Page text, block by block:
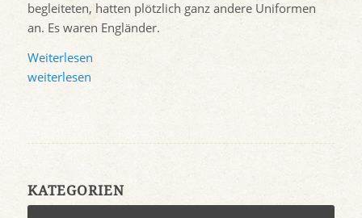
begleiteten, hatten plötzlich ganz andere Uniformen
an. Es waren Engländer.
Weiterlesen
weiterlesen
KATEGORIEN